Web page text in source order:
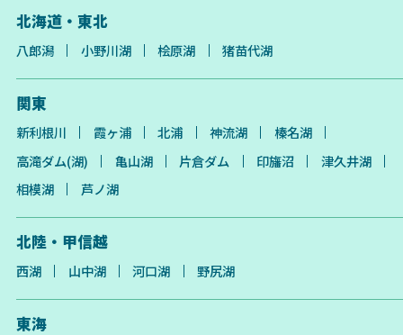
北海道・東北
八郎潟 小野川湖 桧原湖 猪苗代湖
関東
新利根川 霞ヶ浦 北浦 神流湖
榛名湖
高滝ダム(湖)
亀山湖 片倉ダム 印旛沼
津久井湖
相模湖
芦ノ湖
北陸・甲信越
西湖 山中湖 河口湖 野尻湖
東海